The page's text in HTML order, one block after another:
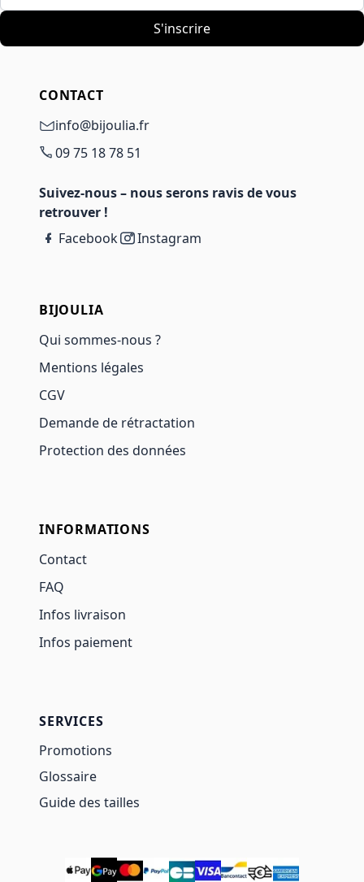
S'inscrire
CONTACT
info@bijoulia.fr
09 75 18 78 51
Suivez-nous – nous serons ravis de vous
retrouver !
Facebook
Instagram
BIJOULIA
Qui sommes-nous ?
Mentions légales
CGV
Demande de rétractation
Protection des données
INFORMATIONS
Contact
FAQ
Infos livraison
Infos paiement
SERVICES
Promotions
Glossaire
Guide des tailles